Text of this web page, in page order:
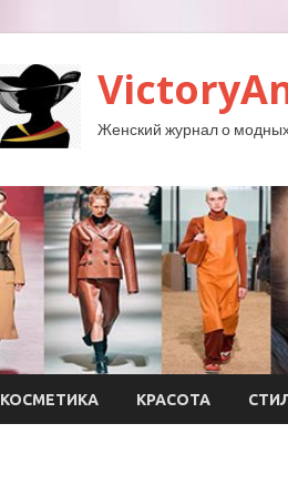
Женский журнал о модных
КОСМЕТИКА КРАСОТА